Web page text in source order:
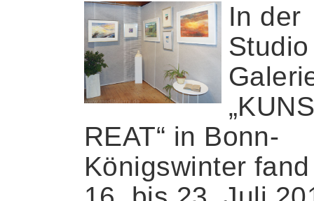
In der
Studio
REAT“ in Bonn-
Königswinter